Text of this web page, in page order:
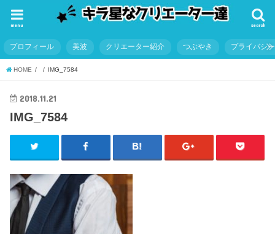
search
menu
プロフィール 美波 クリエーター紹介 つぶやき プライバシ
HOME IMG_7584
2018.11.21
IMG_7584